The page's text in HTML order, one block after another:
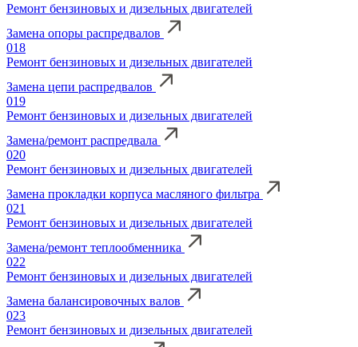
Ремонт бензиновых и дизельных двигателей
Замена опоры распредвалов
018
Ремонт бензиновых и дизельных двигателей
Замена цепи распредвалов
019
Ремонт бензиновых и дизельных двигателей
Замена/ремонт распредвала
020
Ремонт бензиновых и дизельных двигателей
Замена прокладки корпуса масляного фильтра
021
Ремонт бензиновых и дизельных двигателей
Замена/ремонт теплообменника
022
Ремонт бензиновых и дизельных двигателей
Замена балансировочных валов
023
Ремонт бензиновых и дизельных двигателей